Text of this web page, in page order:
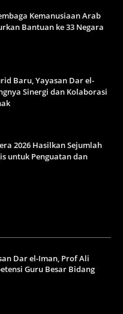
Kemanusiaan Arab
Bantuan ke 33 Negara
Baru, Yayasan Dar el-
Sinergi dan Kolaborasi
2026 Hasilkan Sejumlah
untuk Penguatan dan
Dar el-Iman, Prof Ali
Guru Besar Bidang